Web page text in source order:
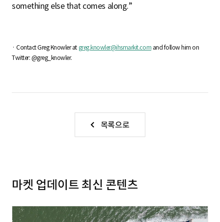
something else that comes along.”
· Contact Greg Knowler at greg.knowler@ihsmarkit.com and follow him on
Twitter: @greg_knowler.
목록으로
마켓 업데이트 최신 콘텐츠